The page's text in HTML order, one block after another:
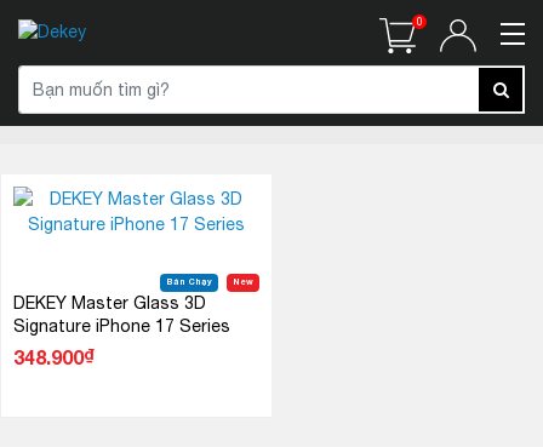
0
Bán Chạy New
DEKEY Master Glass 3D
Signature iPhone 17 Series
348.900₫